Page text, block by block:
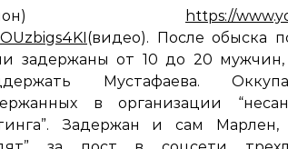
https://
(видео). После обыска
задержаны от 10 до 20
Мустафаева.
в организации
Задержан и сам Марлен,